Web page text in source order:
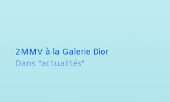
2MMV à la Galerie Dior
Dans "actualités"